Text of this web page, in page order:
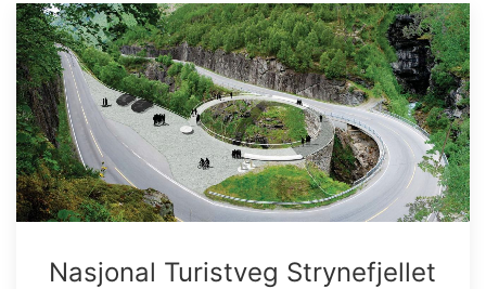
Nasjonal Turistveg Strynefjellet